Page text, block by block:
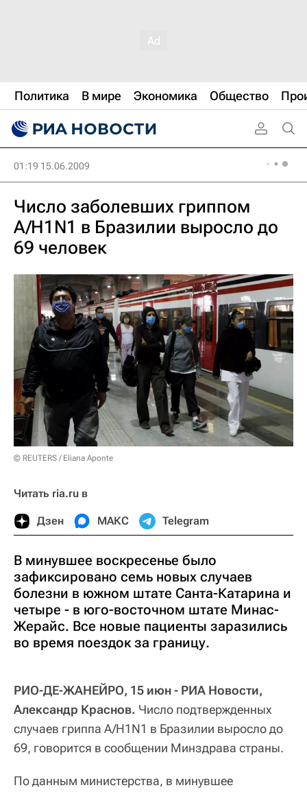
Политика В мире Экономика Общество
01:19 15.06.2009
Число заболевших гриппом
A/H1N1 в Бразилии выросло до
69 человек
© REUTERS / Eliana Aponte
Читать ria.ru в
Дзен МАКС Telegram
В минувшее воскресенье было
зафиксировано семь новых случаев
болезни в южном штате Санта-Катарина и
четыре - в юго-восточном штате Минас-
Жерайс. Все новые пациенты заразились
во время поездок за границу.
РИО-ДЕ-ЖАНЕЙРО, 15 июн - РИА Новости,
Александр Краснов. Число подтвержденных
случаев гриппа A/H1N1 в Бразилии выросло до
69, говорится в сообщении Минздрава страны.
По данным министерства, в минувшее